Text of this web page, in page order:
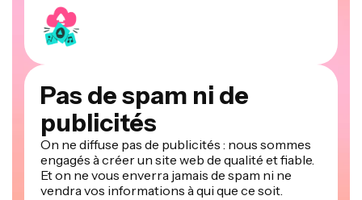
Pas de spam ni de
publicités
On ne diffuse pas de publicités : nous sommes
engagés à créer un site web de qualité et fiable.
Et on ne vous enverra jamais de spam ni ne
vendra vos informations à qui que ce soit.